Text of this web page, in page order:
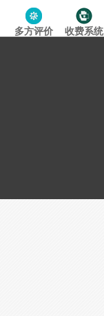
多方评价 收费系统